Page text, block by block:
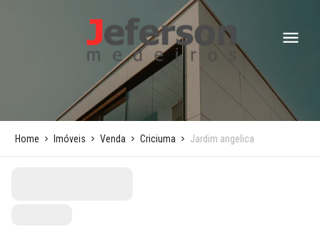
Home Imóveis Venda Criciuma Jardim angelica